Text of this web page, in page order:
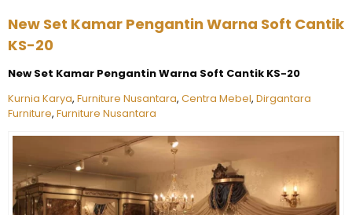
New Set Kamar Pengantin Warna Soft Cantik
KS-20
New Set Kamar Pengantin Warna Soft Cantik KS-20
Kurnia Karya, Furniture Nusantara, Centra Mebel, Dirgantara
Furniture, Furniture Nusantara